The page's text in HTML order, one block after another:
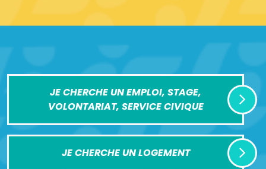
JE CHERCHE UN EMPLOI, STAGE,
VOLONTARIAT, SERVICE CIVIQUE
JE CHERCHE UN LOGEMENT